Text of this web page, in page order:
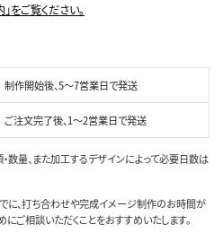
をご覧ください。
制作開始後、5～7営業日で発送
ご注文完了後、1～2営業日で発送
量、また加工するデザインによって必要日数は
に、打ち合わせや完成イメージ制作のお時間が
ご相談いただくことをおすすめいたします。